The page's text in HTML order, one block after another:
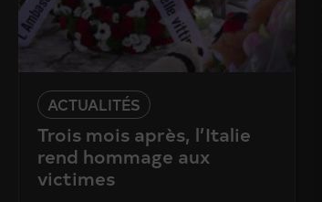
ACTUALITÉS
Trois mois après, l’Italie
rend hommage aux
victimes